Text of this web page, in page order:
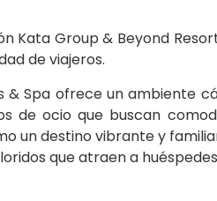
Kata Group & Beyond
de viajeros.
& Spa ofrece un ambiente
de ocio que buscan
un destino vibrante y
que atraen a